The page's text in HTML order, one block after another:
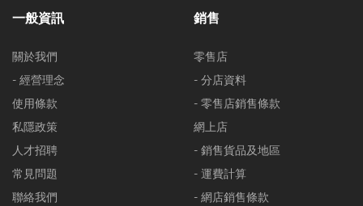
一般資訊
關於我們
- 經營理念
使用條款
私隱政策
人才招聘
常見問題
聯絡我們
銷售
零售店
- 分店資料
- 零售店銷售條款
網上店
- 銷售貨品及地區
- 運費計算
- 網店銷售條款